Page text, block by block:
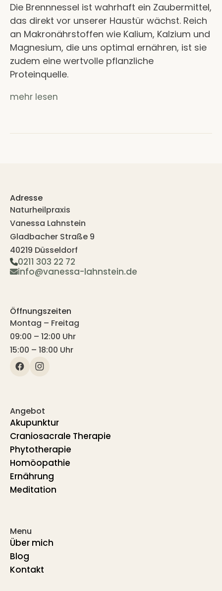
Die Brennnessel ist wahrhaft ein Zaubermittel,
das direkt vor unserer Haustür wächst. Reich
an Makronährstoffen wie Kalium, Kalzium und
Magnesium, die uns optimal ernähren, ist sie
zudem eine wertvolle pflanzliche
Proteinquelle.
mehr lesen
Adresse
Naturheilpraxis
Vanessa Lahnstein
Gladbacher Straße 9
40219 Düsseldorf
0211 303 22 72
info@vanessa-lahnstein.de
Öffnungszeiten
Montag – Freitag
09:00 – 12:00 Uhr
15:00 – 18:00 Uhr
Angebot
Akupunktur
Craniosacrale Therapie
Phytotherapie
Homöopathie
Ernährung
Meditation
Menu
Über mich
Blog
Kontakt